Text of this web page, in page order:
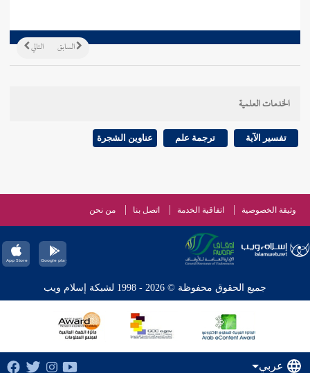
التالي السابق
الخدمات العلمية
تفسير الآية ترجمة علم عناوين الشجرة
وثيقة الخصوصية اتفاقية الخدمة اتصل بنا من نحن
جميع الحقوق محفوظة © 2026 - 1998 لشبكة إسلام ويب
عربي